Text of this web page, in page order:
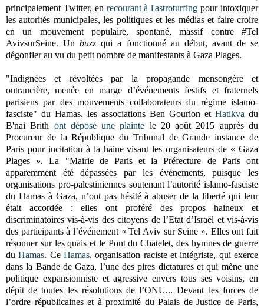
principalement Twitter, en recourant à l'astroturfing pour intoxiquer
les autorités municipales, les politiques et les médias et faire croire
en un mouvement populaire, spontané, massif contre #Tel
AvivsurSeine. Unbuzz qui a fonctionné au début, avant de se
dégonfler au vu du petit nombre de manifestants à Gaza Plages.
"Indignées et révoltées par la propagande mensongère et
outrancière, menée en marge d’événements festifs et fraternels
parisiens par des mouvements collaborateurs du régime islamo-
fasciste" du Hamas, les associations Ben Gourion et Hatikva du
B'nai Brith ont déposé une plainte le 20 août 2015 auprès du
Procureur de la République du Tribunal de Grande instance de
Paris pour incitation à la haine visant les organisateurs de « Gaza
Plages ». La "Mairie de Paris et la Préfecture de Paris ont
apparemment été dépassées par les événements, puisque les
organisations pro-palestiniennes soutenant l’autorité islamo-fasciste
du Hamas à Gaza, n’ont pas hésité à abuser de la liberté qui leur
était accordée : elles ont proféré des propos haineux et
discriminatoires vis-à-vis des citoyens de l’Etat d’Israël et vis-à-vis
des participants à l’événement « Tel Aviv sur Seine ». Elles ont fait
résonner sur les quais et le Pont du Chatelet, des hymnes de guerre
duHamas. CeHamas, organisation raciste et intégriste, qui exerce
dans la Bande de Gaza, l’une des pires dictatures et qui mène une
politique expansionniste et agressive envers tous ses voisins, en
dépit de toutes les résolutions de l’ONU... Devant les forces de
l’ordre républicaines et à proximité du Palais de Justice de Paris,